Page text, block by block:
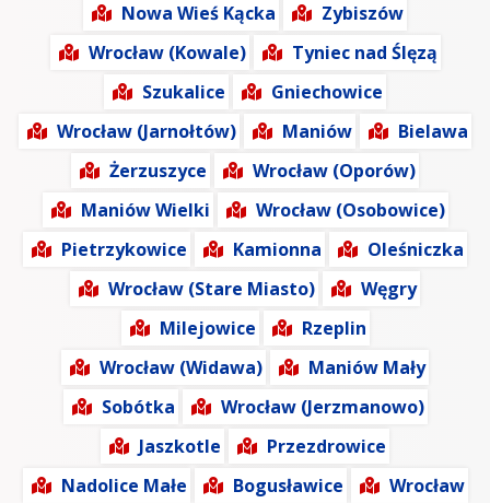
Nowa Wieś Kącka
Zybiszów
Wrocław (Kowale)
Tyniec nad Ślęzą
Szukalice
Gniechowice
Wrocław (Jarnołtów)
Maniów
Bielawa
Żerzuszyce
Wrocław (Oporów)
Maniów Wielki
Wrocław (Osobowice)
Pietrzykowice
Kamionna
Oleśniczka
Wrocław (Stare Miasto)
Węgry
Milejowice
Rzeplin
Wrocław (Widawa)
Maniów Mały
Sobótka
Wrocław (Jerzmanowo)
Jaszkotle
Przezdrowice
Nadolice Małe
Bogusławice
Wrocław